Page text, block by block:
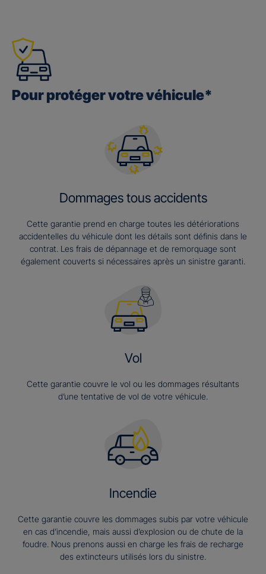
Pour protéger votre véhicule*
Dommages tous accidents
Cette garantie prend en charge toutes les détériorations
accidentelles du véhicule dont les détails sont définis dans le
contrat. Les frais de dépannage et de remorquage sont
également couverts si nécessaires après un sinistre garanti.
Vol
Cette garantie couvre le vol ou les dommages résultants
d’une tentative de vol de votre véhicule.
Incendie
Cette garantie couvre les dommages subis par votre véhicule
en cas d’incendie, mais aussi d’explosion ou de chute de la
foudre. Nous prenons aussi en charge les frais de recharge
des extincteurs utilisés lors du sinistre.